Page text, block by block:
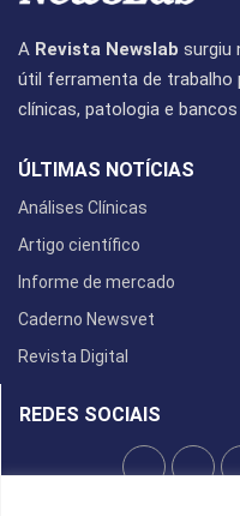
A Revista Newslab surgiu
útil ferramenta de trabalho
clínicas, patologia e bancos
ÚLTIMAS NOTÍCIAS
Análises Clínicas
Artigo científico
Informe de mercado
Caderno Newsvet
Revista Digital
REDES SOCIAIS